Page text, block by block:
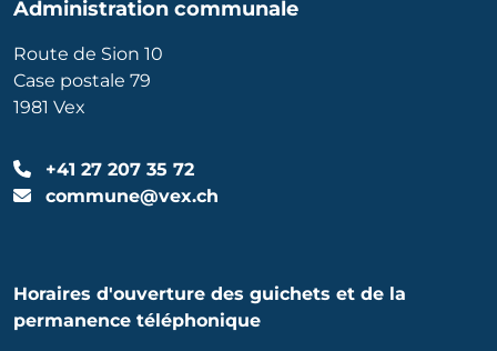
Administration communale
Route de Sion 10
Case postale 79
1981 Vex
+41 27 207 35 72
commune@vex.ch
Horaires d'ouverture des guichets et de la
permanence téléphonique